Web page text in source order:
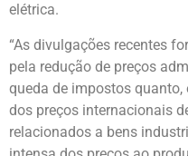
elétrica.
“As divulgações recentes
pela redução de preços
queda de impostos
dos preços internacionais
relacionados a bens